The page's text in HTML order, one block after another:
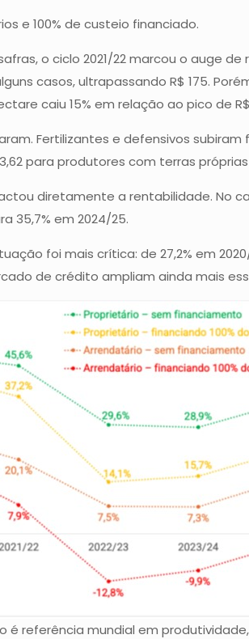
e 100% de custeio financiado.
o ciclo 2021/22 marcou o auge
casos, ultrapassando R$ 175.
caiu 15% em relação ao pico de
Fertilizantes e defensivos
para produtores com terras
diretamente a rentabilidade. No
35,7% em 2024/25.
foi mais crítica: de 27,2% em
de crédito ampliam ainda mais
é referência mundial em